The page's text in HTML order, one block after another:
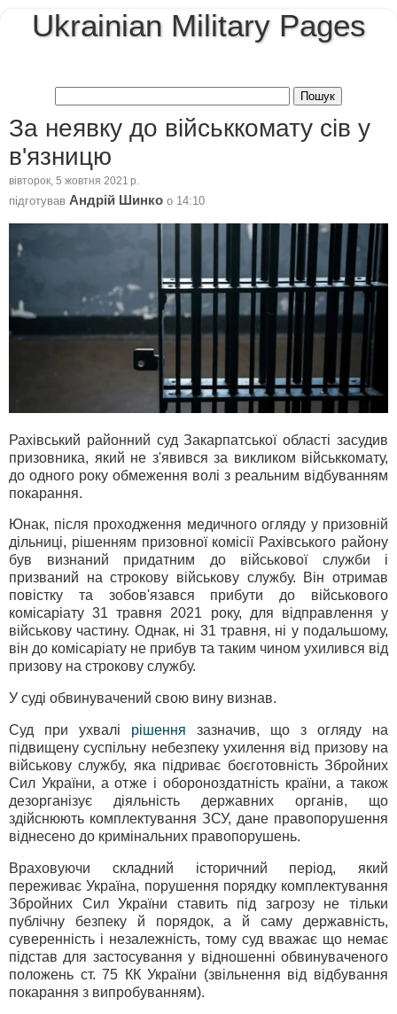
Ukrainian Military Pages
За неявку до військкомату сів у
в'язницю
вівторок, 5 жовтня 2021 р.
підготував Андрій Шинко о 14:10
Рахівський районний суд Закарпатської області засудив
призовника, який не з'явився за викликом військкомату,
до одного року обмеження волі з реальним відбуванням
покарання.
Юнак, після проходження медичного огляду у призовній
дільниці, рішенням призовної комісії Рахівського району
був визнаний придатним до військової служби і
призваний на строкову військову службу. Він отримав
повістку та зобов'язався прибути до військового
комісаріату 31 травня 2021 року, для відправлення у
військову частину. Однак, ні 31 травня, ні у подальшому,
він до комісаріату не прибув та таким чином ухилився від
призову на строкову службу.
У суді обвинувачений свою вину визнав.
Суд при ухвалі рішення зазначив, що з огляду на
підвищену суспільну небезпеку ухилення від призову на
військову службу, яка підриває боєготовність Збройних
Сил України, а отже і обороноздатність країни, а також
дезорганізує діяльність державних органів, що
здійснюють комплектування ЗСУ, дане правопорушення
віднесено до кримінальних правопорушень.
Враховуючи складний історичний період, який
переживає Україна, порушення порядку комплектування
Збройних Сил України ставить під загрозу не тільки
публічну безпеку й порядок, а й саму державність,
суверенність і незалежність, тому суд вважає що немає
підстав для застосування у відношенні обвинуваченого
положень ст. 75 КК України (звільнення від відбування
покарання з випробуванням).